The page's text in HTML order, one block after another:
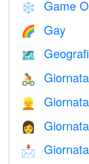
❄️ Game
🌈 Gay
🗺
🚴
👱
👩
📩